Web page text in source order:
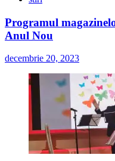
Programul
Anul Nou
decembrie 20, 2023